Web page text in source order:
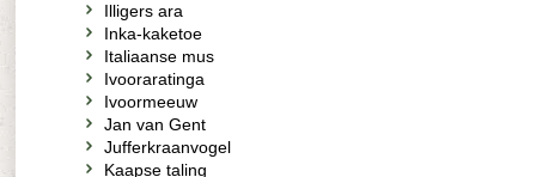
Illigers ara
Inka-kaketoe
Italiaanse mus
Ivooraratinga
Ivoormeeuw
Jan van Gent
Jufferkraanvogel
Kaapse taling